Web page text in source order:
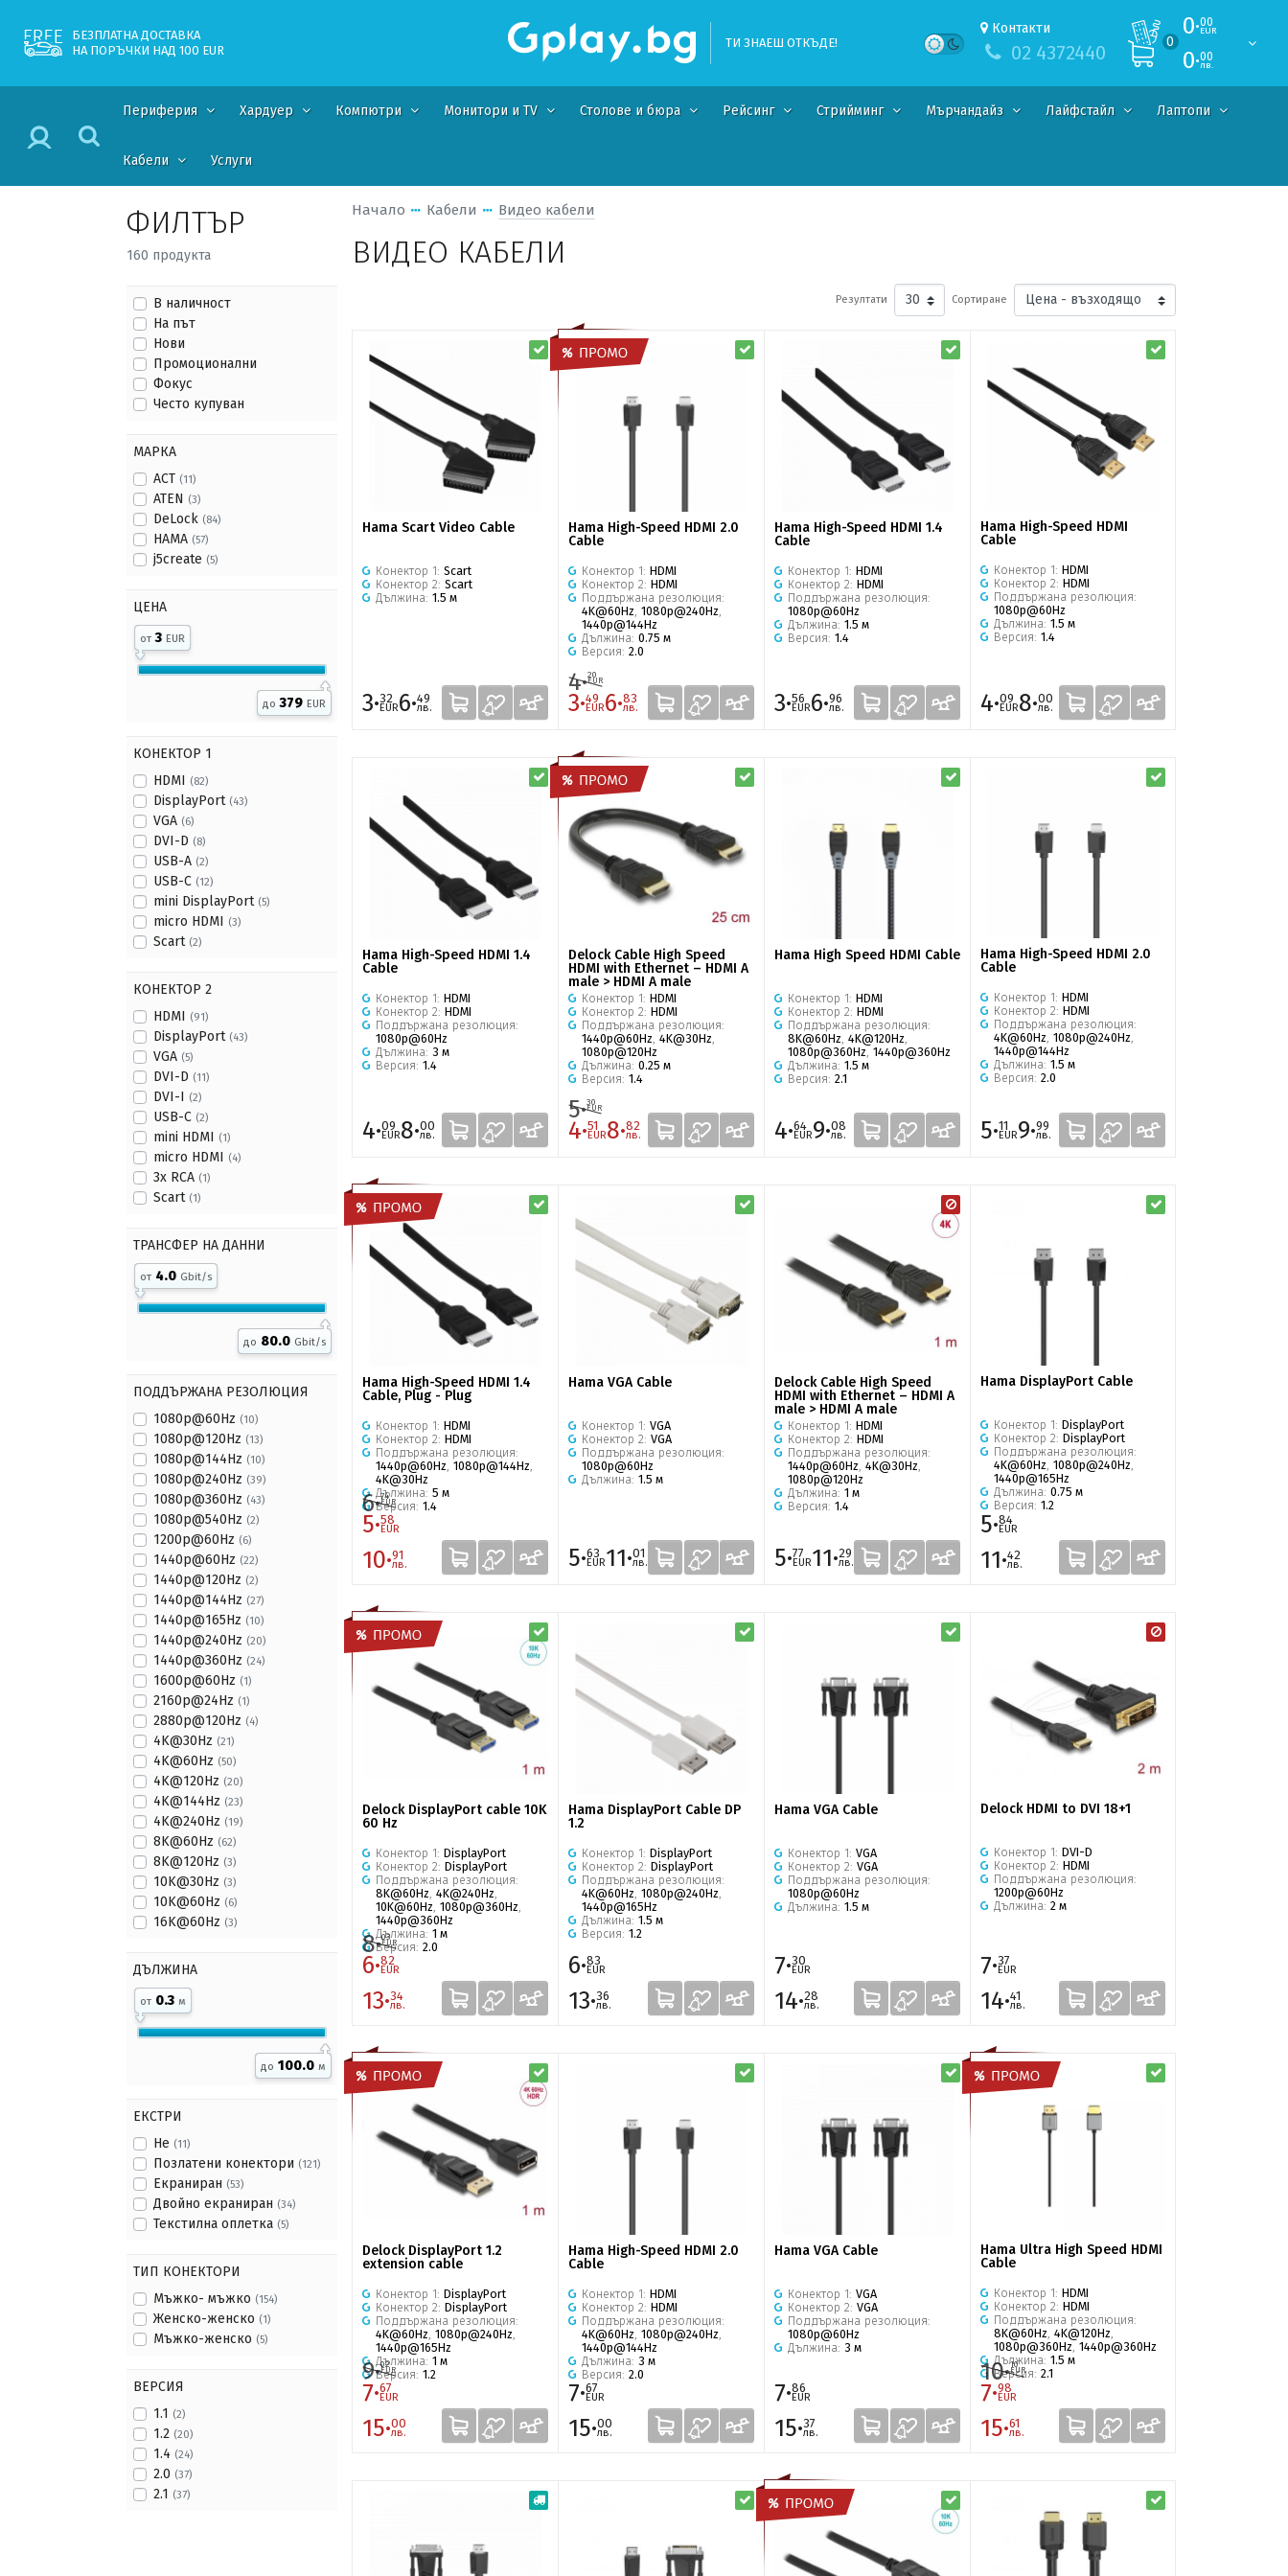
БЕЗПЛАТНА ДОСТАВКА
НА ПОРЪЧКИ НАД 100 EUR
ТИ ЗНАЕШ ОТКЪДЕ!
Контакти
02 4372440 0
0·00
EUR
0·00
лв.
Периферия Хардуер Компютри Монитори и TV Столове и бюра Рейсинг Стрийминг Мърчандайз Лайфстайл Лаптопи
Кабели Услуги
ФИЛТЪР
160 продукта
В наличност
На път
Нови
Промоционални
Фокус
Често купуван
МАРКА
ACT (11)
ATEN (3)
DeLock (84)
HAMA (57)
j5create (5)
ЦЕНА
от 3 EUR
до 379 EUR
КОНЕКТОР 1
HDMI (82)
DisplayPort (43)
VGA (6)
DVI-D (8)
USB-A (2)
USB-C (12)
mini DisplayPort (5)
micro HDMI (3)
Scart (2)
КОНЕКТОР 2
HDMI (91)
DisplayPort (43)
VGA (5)
DVI-D (11)
DVI-I (2)
USB-C (2)
mini HDMI (1)
micro HDMI (4)
3x RCA (1)
Scart (1)
ТРАНСФЕР НА ДАННИ
от 4.0 Gbit/s
до 80.0 Gbit/s
ПОДДЪРЖАНА РЕЗОЛЮЦИЯ
1080p@60Hz (10)
1080p@120Hz (13)
1080p@144Hz (10)
1080p@240Hz (39)
1080p@360Hz (43)
1080p@540Hz (2)
1200p@60Hz (6)
1440p@60Hz (22)
1440p@120Hz (2)
1440p@144Hz (27)
1440p@165Hz (10)
1440p@240Hz (20)
1440p@360Hz (24)
1600p@60Hz (1)
2160p@24Hz (1)
2880p@120Hz (4)
4K@30Hz (21)
4K@60Hz (50)
4K@120Hz (20)
4K@144Hz (23)
4K@240Hz (19)
8K@60Hz (62)
8K@120Hz (3)
10K@30Hz (3)
10K@60Hz (6)
16K@60Hz (3)
ДЪЛЖИНА
от 0.3 м
до 100.0 м
ЕКСТРИ
Не (11)
Позлатени конектори (121)
Екраниран (53)
Двойно екраниран (34)
Текстилна оплетка (5)
ТИП КОНЕКТОРИ
Мъжко- мъжко (154)
Женско-женско (1)
Мъжко-женско (5)
ВЕРСИЯ
1.1 (2)
1.2 (20)
1.4 (24)
2.0 (37)
2.1 (37)
Начало Кабели Видео кабели
ВИДЕО КАБЕЛИ
Резултати Сортиране
Hama Scart Video Cable
Конектор 1: Scart
Конектор 2: Scart
Дължина: 1.5 м
3·32
EUR6·49
лв.
Hama High-Speed HDMI 2.0
Cable
Конектор 1: HDMI
Конектор 2: HDMI
Поддържана резолюция:
4K@60Hz, 1080p@240Hz,
1440p@144Hz
Дължина: 0.75 м
Версия: 2.0
4·20
EUR
3·49
EUR6·83
лв.
Hama High-Speed HDMI 1.4
Cable
Конектор 1: HDMI
Конектор 2: HDMI
Поддържана резолюция:
1080p@60Hz
Дължина: 1.5 м
Версия: 1.4
3·56
EUR6·96
лв.
Hama High-Speed HDMI
Cable
Конектор 1: HDMI
Конектор 2: HDMI
Поддържана резолюция:
1080p@60Hz
Дължина: 1.5 м
Версия: 1.4
4·09
EUR8·00
лв.
Hama High-Speed HDMI 1.4
Cable
Конектор 1: HDMI
Конектор 2: HDMI
Поддържана резолюция:
1080p@60Hz
Дължина: 3 м
Версия: 1.4
4·09
EUR8·00
лв.
Delock Cable High Speed
HDMI with Ethernet – HDMI A
male > HDMI A male
Конектор 1: HDMI
Конектор 2: HDMI
Поддържана резолюция:
1440p@60Hz, 4K@30Hz,
1080p@120Hz
Дължина: 0.25 м
Версия: 1.4
5·30
EUR
4·51
EUR8·82
лв.
Hama High Speed HDMI Cable
Конектор 1: HDMI
Конектор 2: HDMI
Поддържана резолюция:
8K@60Hz, 4K@120Hz,
1080p@360Hz, 1440p@360Hz
Дължина: 1.5 м
Версия: 2.1
4·64
EUR9·08
лв.
Hama High-Speed HDMI 2.0
Cable
Конектор 1: HDMI
Конектор 2: HDMI
Поддържана резолюция:
4K@60Hz, 1080p@240Hz,
1440p@144Hz
Дължина: 1.5 м
Версия: 2.0
5·11
EUR9·99
лв.
Hama High-Speed HDMI 1.4
Cable, Plug - Plug
Конектор 1: HDMI
Конектор 2: HDMI
Поддържана резолюция:
1440p@60Hz, 1080p@144Hz,
4K@30Hz
Дължина: 5 м
Версия: 1.4
6·74
EUR
5·58
EUR
10·91
лв.
Hama VGA Cable
Конектор 1: VGA
Конектор 2: VGA
Поддържана резолюция:
1080p@60Hz
Дължина: 1.5 м
5·63
EUR11·01
лв.
Delock Cable High Speed
HDMI with Ethernet – HDMI A
male > HDMI A male
Конектор 1: HDMI
Конектор 2: HDMI
Поддържана резолюция:
1440p@60Hz, 4K@30Hz,
1080p@120Hz
Дължина: 1 м
Версия: 1.4
5·77
EUR11·29
лв.
Hama DisplayPort Cable
Конектор 1: DisplayPort
Конектор 2: DisplayPort
Поддържана резолюция:
4K@60Hz, 1080p@240Hz,
1440p@165Hz
Дължина: 0.75 м
Версия: 1.2
5·84
EUR
11·42
лв.
Delock DisplayPort cable 10K
60 Hz
Конектор 1: DisplayPort
Конектор 2: DisplayPort
Поддържана резолюция:
8K@60Hz, 4K@240Hz,
10K@60Hz, 1080p@360Hz,
1440p@360Hz
Дължина: 1 м
Версия: 2.0
8·03
EUR
6·82
EUR
13·34
лв.
Hama DisplayPort Cable DP
1.2
Конектор 1: DisplayPort
Конектор 2: DisplayPort
Поддържана резолюция:
4K@60Hz, 1080p@240Hz,
1440p@165Hz
Дължина: 1.5 м
Версия: 1.2
6·83
EUR
13·36
лв.
Hama VGA Cable
Конектор 1: VGA
Конектор 2: VGA
Поддържана резолюция:
1080p@60Hz
Дължина: 1.5 м
7·30
EUR
14·28
лв.
Delock HDMI to DVI 18+1
Конектор 1: DVI-D
Конектор 2: HDMI
Поддържана резолюция:
1200p@60Hz
Дължина: 2 м
7·37
EUR
14·41
лв.
Delock DisplayPort 1.2
extension cable
Конектор 1: DisplayPort
Конектор 2: DisplayPort
Поддържана резолюция:
4K@60Hz, 1080p@240Hz,
1440p@165Hz
Дължина: 1 м
Версия: 1.2
9·02
EUR
7·67
EUR
15·00
лв.
Hama High-Speed HDMI 2.0
Cable
Конектор 1: HDMI
Конектор 2: HDMI
Поддържана резолюция:
4K@60Hz, 1080p@240Hz,
1440p@144Hz
Дължина: 3 м
Версия: 2.0
7·67
EUR
15·00
лв.
Hama VGA Cable
Конектор 1: VGA
Конектор 2: VGA
Поддържана резолюция:
1080p@60Hz
Дължина: 3 м
7·86
EUR
15·37
лв.
Hama Ultra High Speed HDMI
Cable
Конектор 1: HDMI
Конектор 2: HDMI
Поддържана резолюция:
8K@60Hz, 4K@120Hz,
1080p@360Hz, 1440p@360Hz
Дължина: 1.5 м
Версия: 2.1
10·10
EUR
7·98
EUR
15·61
лв.